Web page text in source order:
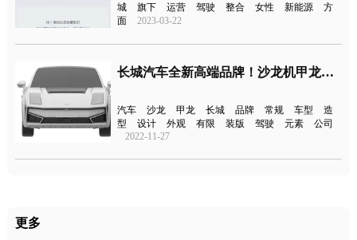
城
旗下 运营 驾驶 整合 女性 新能源
方
面
2023-03-22
长城汽车全新高端品牌！沙龙机甲龙专利图曝光
汽车 沙龙 甲龙 长城 品牌 常规 车型
造
型
设计 外观 有限 装版 驾驶 元素
公司
2022-11-27
更多